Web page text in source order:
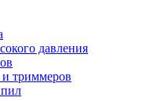
давления
и триммеров